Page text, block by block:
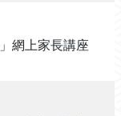
網上家長講座